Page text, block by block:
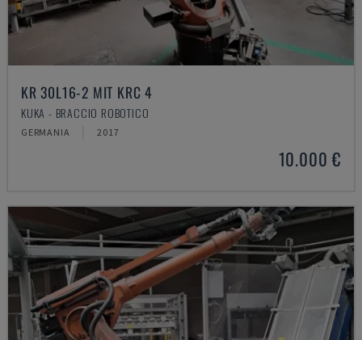
KR 30L16-2 MIT KRC 4
KUKA - BRACCIO ROBOTICO
GERMANIA 2017
10.000 €